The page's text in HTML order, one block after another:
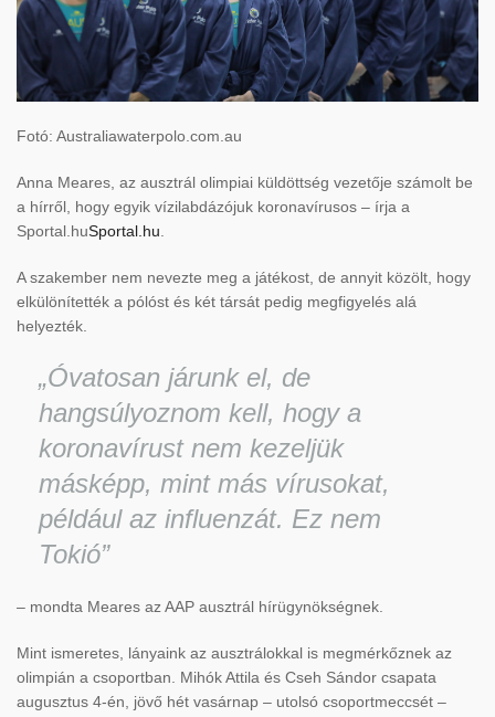
Fotó: Australiawaterpolo.com.au
Anna Meares, az ausztrál olimpiai küldöttség vezetője számolt be
a hírről, hogy egyik vízilabdázójuk koronavírusos – írja a
Sportal.huSportal.hu
A szakember nem nevezte meg a játékost, de annyit közölt, hogy
elkülönítették a pólóst és két társát pedig megfigyelés alá
helyezték.
„Óvatosan járunk el, de
hangsúlyoznom kell, hogy a
koronavírust nem kezeljük
másképp, mint más vírusokat,
például az influenzát. Ez nem
Tokió”
– mondta Meares az AAP ausztrál hírügynökségnek.
Mint ismeretes, lányaink az ausztrálokkal is megmérkőznek az
olimpián a csoportban. Mihók Attila és Cseh Sándor csapata
augusztus 4-én, jövő hét vasárnap – utolsó csoportmeccsét –